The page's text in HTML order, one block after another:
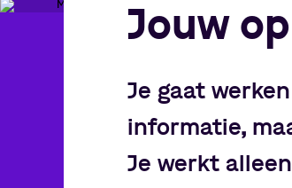
Jouw
Je gaat
informatie,
Je werkt